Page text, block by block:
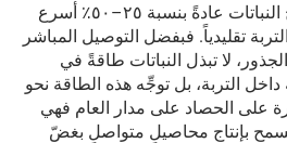
الزراعة المائية، حيث تنضج النباتات عادةً بنسبة ٢٥–٥٠٪ أسرع
تقليدياً. فبفضل التوصيل المباشر
لا تبذل النباتات طاقةً في
التربة، بل توجِّه هذه الطاقة نحو
على الحصاد على مدار العام فهي
يسمح بإنتاج محاصيلٍ متواصلٍ بغضّ